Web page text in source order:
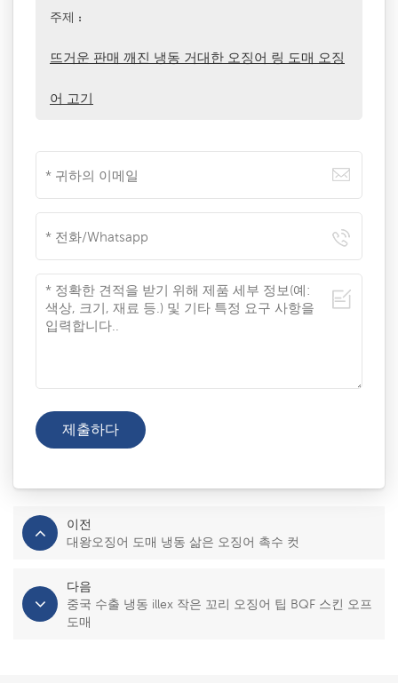
주제 :
뜨거운 판매 깨진 냉동 거대한 오징어 링 도매 오징
어 고기
이전
대왕오징어 도매 냉동 삶은 오징어 촉수 컷
다음
중국 수출 냉동 illex 작은 꼬리 오징어 팁 BQF 스킨 오프
도매